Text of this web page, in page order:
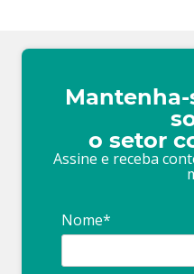
o setor
Assine e receba
Nome*